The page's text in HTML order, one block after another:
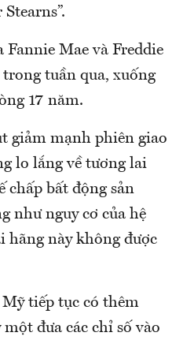
Mae và Freddie
tuần qua, xuống
17 năm.
giảm mạnh phiên giao
lo lắng về tương lai
chấp bất động sản
như nguy cơ của hệ
hãng này không được
tiếp tục có thêm
đưa các chỉ số vào